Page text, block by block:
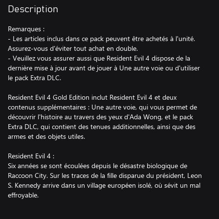
Description
Remarques :
- Les articles inclus dans ce pack peuvent être achetés à l'unité.
Assurez-vous d'éviter tout achat en double.
- Veuillez vous assurer aussi que Resident Evil 4 dispose de la
dernière mise à jour avant de jouer à Une autre voie ou d'utiliser
le pack Extra DLC.
Resident Evil 4 Gold Edition inclut Resident Evil 4 et deux
contenus supplémentaires : Une autre voie, qui vous permet de
découvrir l'histoire au travers des yeux d'Ada Wong, et le pack
Extra DLC, qui contient des tenues additionnelles, ainsi que des
armes et des objets utiles.
Resident Evil 4 :
Six années se sont écoulées depuis le désastre biologique de
Raccoon City. Sur les traces de la fille disparue du président, Leon
S. Kennedy arrive dans un village européen isolé, où sévit un mal
effroyable.